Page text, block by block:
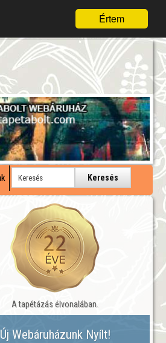
Értem
Keresés
A tapétázás élvonalában.
Új Webáruházunk Nyílt!